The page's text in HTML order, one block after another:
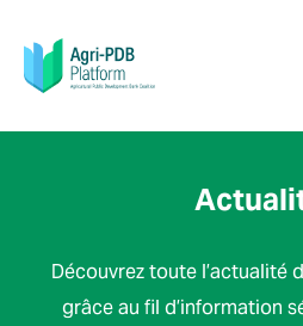
Découvrez toute l’actualité
grâce au fil d’information